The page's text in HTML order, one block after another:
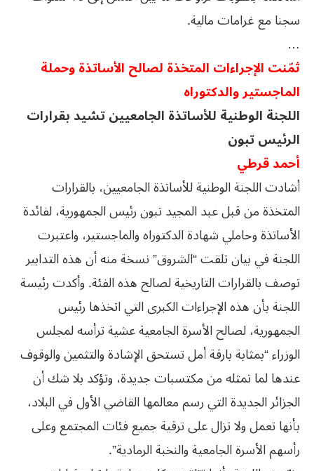
سجنا مع غرامات مالية.
…
ثمّنت الإجراءات المتخذة لصالح الأساتذة وحملة
الماجستير والدكتوراه
اللجنة الوطنية للأساتذة الجامعيين تشيد بقرارات
الرئيس تبون
أحمد قرطي
أشادت اللجنة الوطنية للأساتذة الجامعيين، بالقرارات
المتخذة من قبل عبد المجيد تبون رئيس الجمهورية، لفائدة
الأساتذة وحاملي شهادة الدكتوراه والماجستير، واعتبرت
اللجنة في بيان تلقت “الشروق” نسخة منه أن هذه التدابير
توصف بالقرارات التاريخية لصالح هذه الفئة. وأكدت رئيسة
اللجنة بأن هذه الإجراءات الكبرى التي اتخذها رئيس
الجمهورية، لصالح الأسرة الجامعية عشية ترأسه لمجلس
الوزراء “بمثابة بارقة أمل تستحق الإشادة والتثمين والوقوف
عندها لما تمثله من مكتسبات جديدة، وتؤكد بلا شك أن
الجزائر الجديدة التي رسم معالمها القاضي الأول في البلاد،
بأنها تعمل ولا تزال على ترقية جميع فئات المجتمع وعلى
رأسهم الأسرة الجامعية والنخبة الرمادية”.